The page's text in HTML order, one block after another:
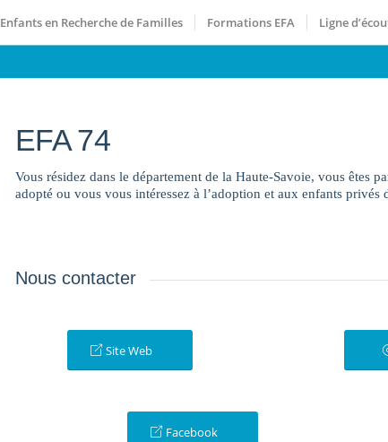
Enfants en Recherche de Familles Formations EFA Ligne
EFA 74
Vous résidez dans le département de la Haute-Savoie, vous êtes
adopté ou vous vous intéressez à l’adoption et aux enfants privés
Nous contacter
Site Web
Facebook